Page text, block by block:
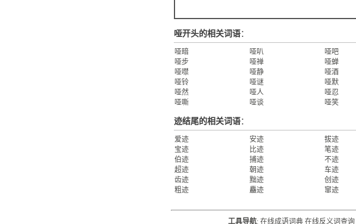
哑开头的相关词语：
哑暗 哑叭 哑吧
哑步
哑禅 哑蝉
哑噤
哑静 哑酒
哑铃
哑谜 哑默
哑然
哑人 哑忍
哑嘶
哑谈 哑笑
迹结尾的相关词语：
爱迹 安迹 拔迹
宝迹
比迹 笔迹
伯迹
捕迹 不迹
超迹
朝迹 车迹
齿迹
黜迹 创迹
粗迹
麤迹 窜迹
工具导航: 在线成语词典 在线反义词查询